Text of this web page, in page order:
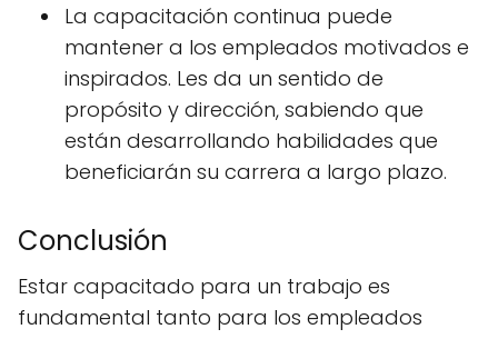
La capacitación continua puede
mantener a los empleados motivados e
inspirados. Les da un sentido de
propósito y dirección, sabiendo que
están desarrollando habilidades que
beneficiarán su carrera a largo plazo.
Conclusión
Estar capacitado para un trabajo es
fundamental tanto para los empleados